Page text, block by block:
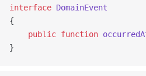
interface DomainEvent
{
    public
function
}